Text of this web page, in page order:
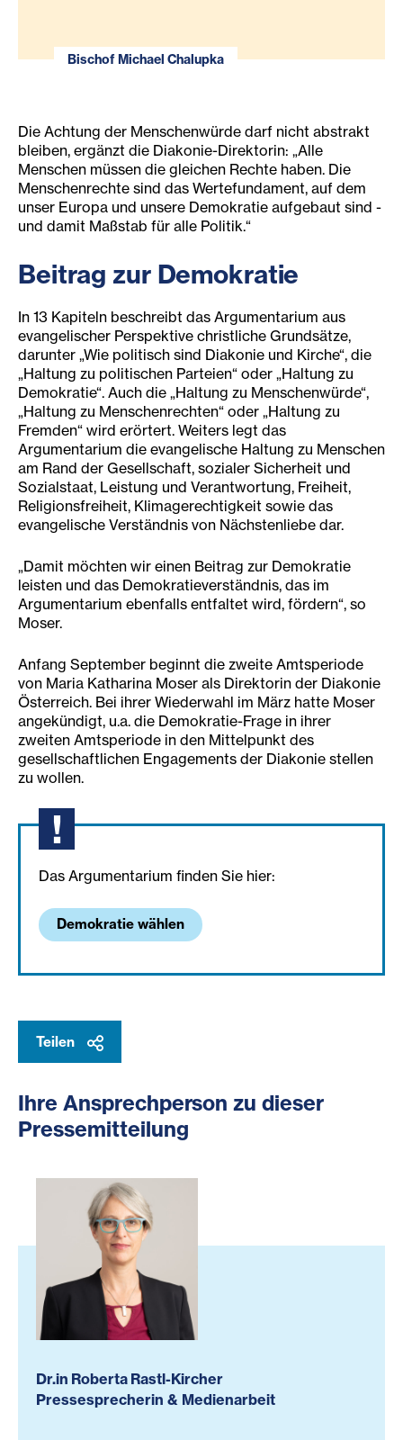
Bischof Michael Chalupka
Die Achtung der Menschenwürde darf nicht abstrakt
bleiben, ergänzt die Diakonie-Direktorin: „Alle
Menschen müssen die gleichen Rechte haben. Die
Menschenrechte sind das Wertefundament, auf dem
unser Europa und unsere Demokratie aufgebaut sind -
und damit Maßstab für alle Politik.“
Beitrag zur Demokratie
In 13 Kapiteln beschreibt das Argumentarium aus
evangelischer Perspektive christliche Grundsätze,
darunter „Wie politisch sind Diakonie und Kirche“, die
„Haltung zu politischen Parteien“ oder „Haltung zu
Demokratie“. Auch die „Haltung zu Menschenwürde“,
„Haltung zu Menschenrechten“ oder „Haltung zu
Fremden“ wird erörtert. Weiters legt das
Argumentarium die evangelische Haltung zu Menschen
am Rand der Gesellschaft, sozialer Sicherheit und
Sozialstaat, Leistung und Verantwortung, Freiheit,
Religionsfreiheit, Klimagerechtigkeit sowie das
evangelische Verständnis von Nächstenliebe dar.
„Damit möchten wir einen Beitrag zur Demokratie
leisten und das Demokratieverständnis, das im
Argumentarium ebenfalls entfaltet wird, fördern“, so
Moser.
Anfang September beginnt die zweite Amtsperiode
von Maria Katharina Moser als Direktorin der Diakonie
Österreich. Bei ihrer Wiederwahl im März hatte Moser
angekündigt, u.a. die Demokratie-Frage in ihrer
zweiten Amtsperiode in den Mittelpunkt des
gesellschaftlichen Engagements der Diakonie stellen
zu wollen.
Das Argumentarium finden Sie hier:
Demokratie wählen
Teilen
Ihre Ansprechperson zu dieser
Pressemitteilung
Dr.in Roberta Rastl-Kircher
Pressesprecherin & Medienarbeit